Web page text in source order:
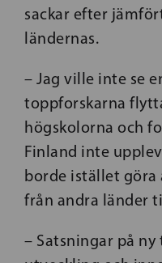
sackar efter
ländernas.
– Jag ville inte se
toppforskarna
högskolorna och
Finland inte
borde istället
från andra länder
– Satsningar på